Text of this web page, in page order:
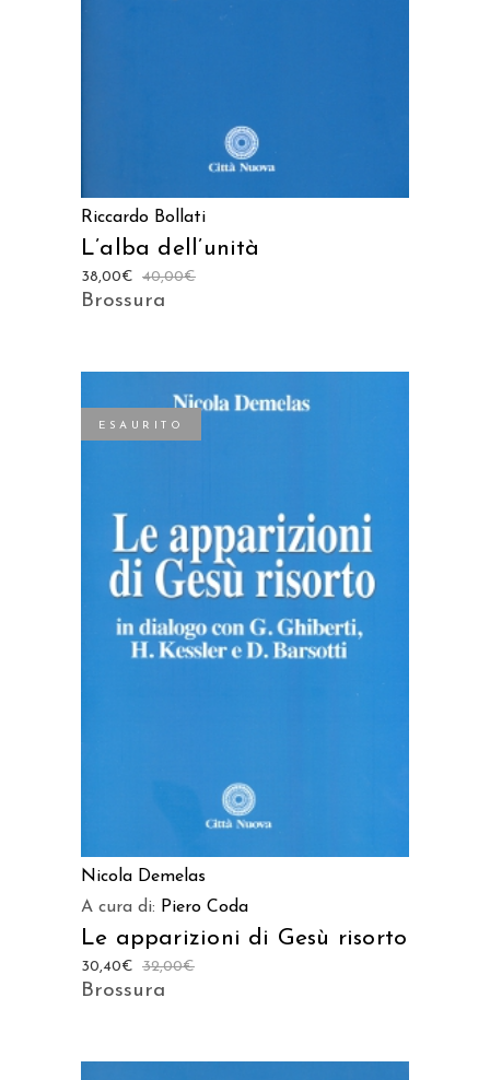
Riccardo Bollati
L’alba dell’unità
40,00€
38,00€
Brossura
ESAURITO
Nicola Demelas
A cura di: Piero Coda
Le apparizioni di Gesù risorto
32,00€
30,40€
Brossura